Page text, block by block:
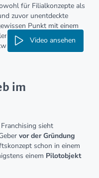
für Filialkonzepte als
zuvor unentdeckte
Punkt mit einem
entdeckt, als wenn die
wird.
Video ansehen
im
sieht
vor der Gründung
schon in einem
einem Pilotobjekt